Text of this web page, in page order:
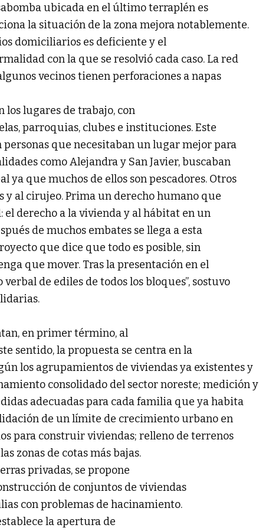
ubicada en el último terraplén es
la situación de la zona mejora notablemente.
domiciliarios es deficiente y el
con la que se resolvió cada caso. La red
vecinos tienen perforaciones a napas
los lugares de trabajo, con
parroquias, clubes e instituciones. Este
personas que necesitaban un lugar mejor para
como Alejandra y San Javier, buscaban
ya que muchos de ellos son pescadores. Otros
y al cirujeo. Prima un derecho humano que
derecho a la vivienda y al hábitat en un
de muchos embates se llega a esta
que dice que todo es posible, sin
que mover. Tras la presentación en el
verbal de ediles de todos los bloques”, sostuvo
en primer término, al
sentido, la propuesta se centra en la
los agrupamientos de viviendas ya existentes y
consolidado del sector noreste; medición y
adecuadas para cada familia que ya habita
de un límite de crecimiento urbano en
para construir viviendas; relleno de terrenos
zonas de cotas más bajas.
privadas, se propone
de conjuntos de viviendas
con problemas de hacinamiento.
la apertura de